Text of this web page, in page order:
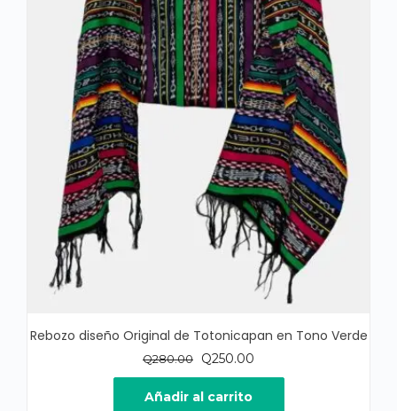
Rebozo diseño Original de Totonicapan en Tono Verde
Q280.00
El
precio
original
Q250.00
precio
Añadir al carrito